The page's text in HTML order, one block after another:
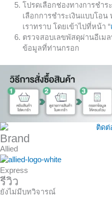
โปรดเลือกช่องทางการชำร
เลือกการชำระเงินแบบโอ
เราทราบ โดยเข้าไปที่หน้า “
ตรวจสอบเลขพัสดุผ่านอีเม
ข้อมูลที่ท่านกรอก
Brand
Allied
Express
รีวิว
ยังไม่มีบทวิจารณ์